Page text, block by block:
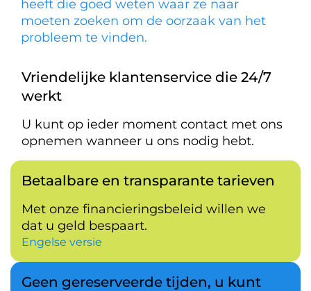
heeft die goed weten waar ze naar
moeten zoeken om de oorzaak van het
probleem te vinden.
Vriendelijke klantenservice die 24/7
werkt
U kunt op ieder moment contact met ons
opnemen wanneer u ons nodig hebt.
Betaalbare en transparante tarieven
Met onze financieringsbeleid willen we
dat u geld bespaart.
Engelse versie
Geen gereserveerde tijden, u kunt